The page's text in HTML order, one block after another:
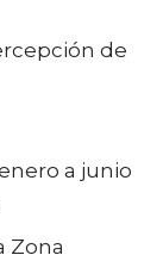
de
a junio
Zona